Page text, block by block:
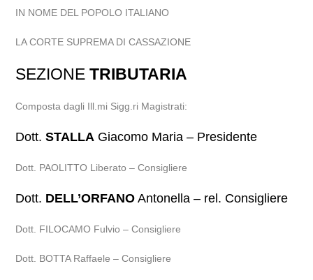
IN NOME DEL POPOLO ITALIANO
LA CORTE SUPREMA DI CASSAZIONE
SEZIONETRIBUTARIA
Composta dagli Ill.mi Sigg.ri Magistrati:
Dott.STALLA Giacomo Maria – Presidente
Dott. PAOLITTO Liberato – Consigliere
Dott. DELL’ORFANO Antonella – rel. Consigliere
Dott. FILOCAMO Fulvio – Consigliere
Dott. BOTTA Raffaele – Consigliere